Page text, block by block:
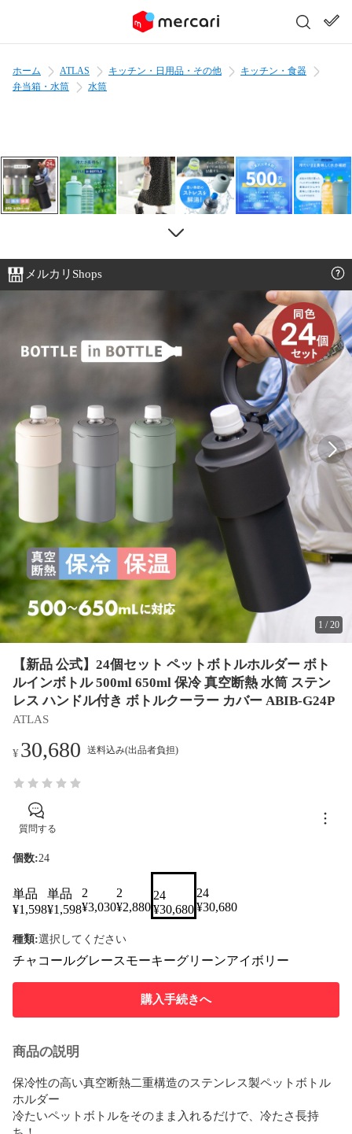
ホーム ATLAS キッチン・日用品・その他
キッチン・食器
弁当箱・水筒
水筒
メルカリShops
1 /20
【新品 公式】24個セット ペットボトルホルダー ボト
ルインボトル 500ml 650ml 保冷 真空断熱 水筒 ステン
レス ハンドル付き ボトルクーラー カバー ABIB-G24P
ATLAS
¥30,680 送料込み(出品者負担)
質問する
個数:24
単品
¥1,598
単品
¥1,598
2
¥3,030
2
¥2,880
24
¥30,680
24
¥30,680
種類:選択してください
チャコールグレースモーキーグリーンアイボリー
購入手続きへ
商品の説明
保冷性の高い真空断熱二重構造のステンレス製ペットボトル
ホルダー
冷たいペットボトルをそのまま入れるだけで、冷たさ長持